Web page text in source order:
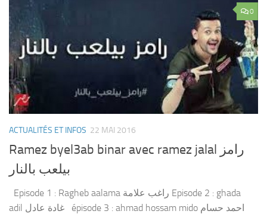
0
ACTUALITÉS ET INFOS 22 MAI 2016
Ramez byel3ab binar avec ramez jalal رامز
بيلعب بالنار
Episode 1 : Ragheb aalama راغب علامة Episode 2 : ghada
adil غادة عادل épisode 3 : ahmad hossam mido احمد حسام